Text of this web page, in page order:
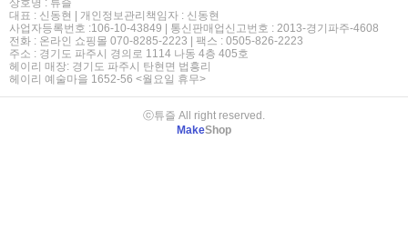
상호명 : 튜즐
대표 : 신동현 | 개인정보관리책임자 : 신동현
사업자등록번호 :106-10-43849 | 통신판매업신고번호 : 2013-경기파주-4608
전화 : 온라인 쇼핑몰 070-8285-2223 | 팩스 : 0505-826-2223
주소 : 경기도 파주시 경의로 1114 나동 4층 405호
헤이리 매장: 경기도 파주시 탄현면 법흥리
헤이리 예술마을 1652-56 <월요일 휴무>
ⓒ튜즐 All right reserved.
MakeShop